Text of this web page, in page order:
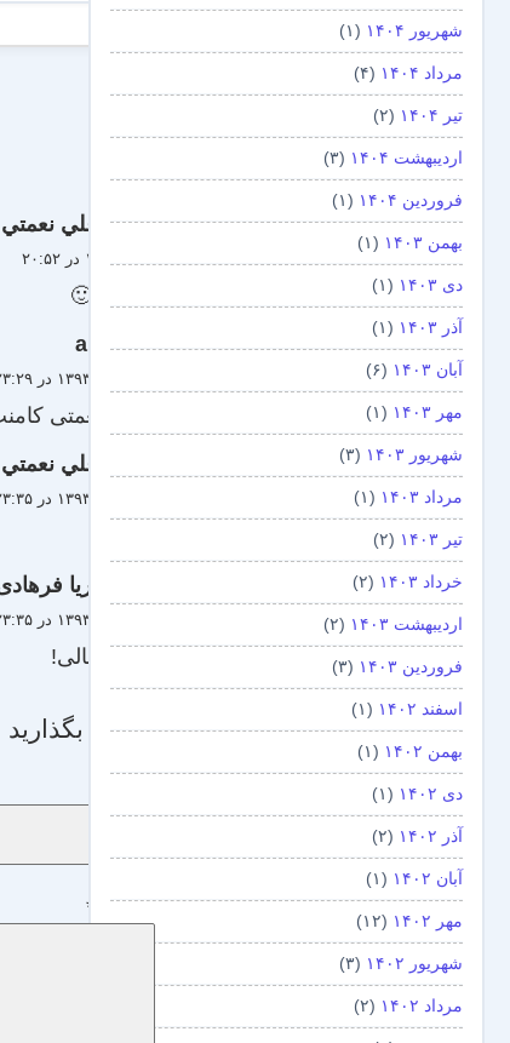
علي
ممنون 🙂
ali
جناب نعمتی
علي
پریا
بسیار عالی!
دیدگاه بگذارید
دیدگاه *
شهریور ۱۴۰۴ (۱)
مرداد ۱۴۰۴ (۴)
تیر ۱۴۰۴ (۲)
اردیبهشت ۱۴۰۴ (۳)
فروردین ۱۴۰۴ (۱)
بهمن ۱۴۰۳ (۱)
دی ۱۴۰۳ (۱)
آذر ۱۴۰۳ (۱)
آبان ۱۴۰۳ (۶)
مهر ۱۴۰۳ (۱)
شهریور ۱۴۰۳ (۳)
مرداد ۱۴۰۳ (۱)
تیر ۱۴۰۳ (۲)
خرداد ۱۴۰۳ (۲)
اردیبهشت ۱۴۰۳ (۲)
فروردین ۱۴۰۳ (۳)
اسفند ۱۴۰۲ (۱)
بهمن ۱۴۰۲ (۱)
دی ۱۴۰۲ (۱)
آذر ۱۴۰۲ (۲)
آبان ۱۴۰۲ (۱)
مهر ۱۴۰۲ (۱۲)
شهریور ۱۴۰۲ (۳)
مرداد ۱۴۰۲ (۲)